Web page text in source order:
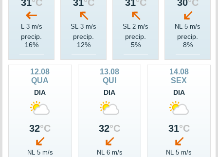
31°C
L 3 m/s
precip.
16%
31°C
SL 3 m/s
precip.
12%
31°C
SL 2 m/s
precip.
5%
30°C
NL 5 m/s
precip.
8%
12.08
QUA
DIA
32°C
NL 5 m/s
13.08
QUI
DIA
32°C
NL 6 m/s
14.08
SEX
DIA
31°C
NL 5 m/s